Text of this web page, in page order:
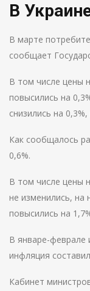
В
В марте
сообщает
В том числе цены
повысились на
снизились на
Как сообщалось
0,6%.
В том числе цены
не изменились, на
повысились на
В январе-феврале
инфляция
Кабинет